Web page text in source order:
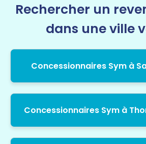
Rechercher un
dans une ville
Concessionnaires Sym à
Concessionnaires Sym à